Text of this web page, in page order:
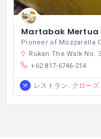
Martabak Mertua
Pioneer of Mozzarella
Rukan The Walk No. 35 Komplek, Jl. Jkt Garden City Boulevard,
+62 817-6746-214
レストラン クローズ